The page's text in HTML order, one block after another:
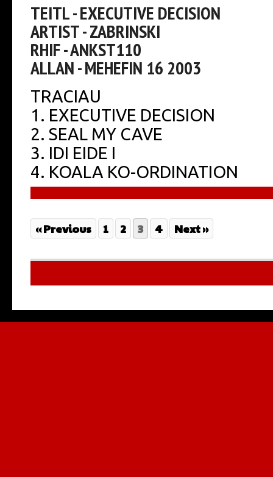
TEITL - EXECUTIVE DECISION
ARTIST - ZABRINSKI
RHIF - ANKST110
ALLAN - MEHEFIN 16 2003
TRACIAU
1. EXECUTIVE DECISION
2. SEAL MY CAVE
3. IDI EIDE I
4. KOALA KO-ORDINATION
« Previous 1 2 3 4 Next »